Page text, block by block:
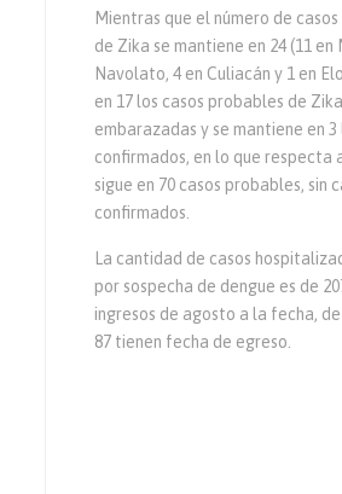
Mientras que el número de
de Zika se mantiene en 24 (11 en
Navolato, 4 en Culiacán y 1 en
en 17 los casos probables de
embarazadas y se mantiene en 3
confirmados, en lo que respecta
sigue en 70 casos probables, sin
confirmados.
La cantidad de casos
por sospecha de dengue es de
ingresos de agosto a la fecha, de
87 tienen fecha de egreso.